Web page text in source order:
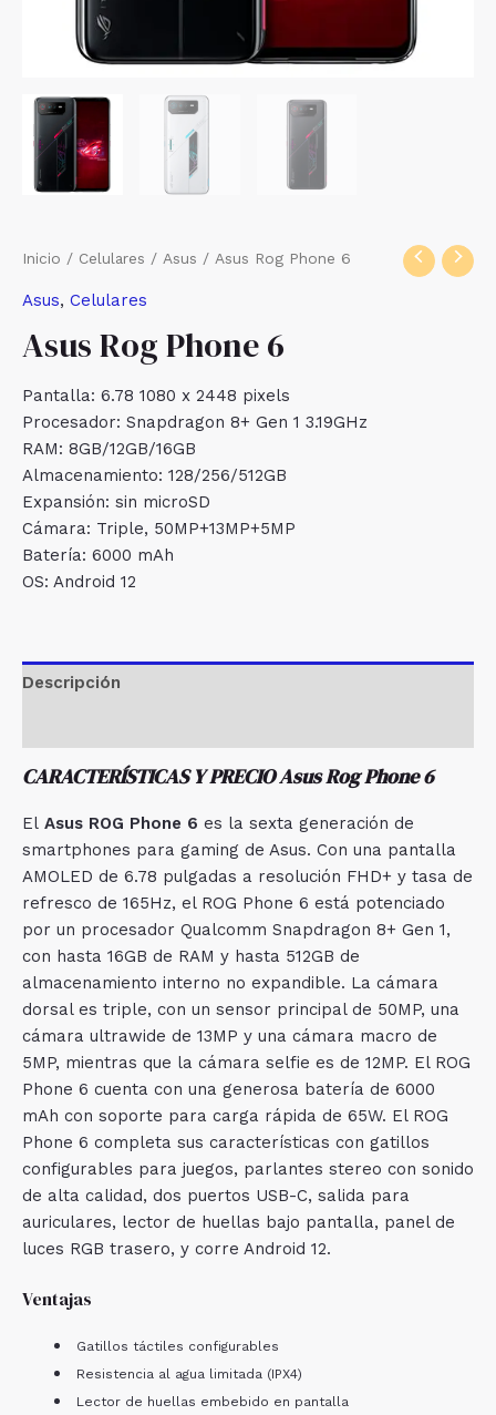
Inicio / Celulares / Asus / Asus Rog Phone 6
Asus, Celulares
Asus Rog Phone 6
Pantalla: 6.78 1080 x 2448 pixels
Procesador: Snapdragon 8+ Gen 1 3.19GHz
RAM: 8GB/12GB/16GB
Almacenamiento: 128/256/512GB
Expansión: sin microSD
Cámara: Triple, 50MP+13MP+5MP
Batería: 6000 mAh
OS: Android 12
Descripción
CARACTERÍSTICAS Y PRECIO Asus Rog Phone 6
El Asus ROG Phone 6 es la sexta generación de
smartphones para gaming de Asus. Con una pantalla
AMOLED de 6.78 pulgadas a resolución FHD+ y tasa de
refresco de 165Hz, el ROG Phone 6 está potenciado
por un procesador Qualcomm Snapdragon 8+ Gen 1,
con hasta 16GB de RAM y hasta 512GB de
almacenamiento interno no expandible. La cámara
dorsal es triple, con un sensor principal de 50MP, una
cámara ultrawide de 13MP y una cámara macro de
5MP, mientras que la cámara selfie es de 12MP. El ROG
Phone 6 cuenta con una generosa batería de 6000
mAh con soporte para carga rápida de 65W. El ROG
Phone 6 completa sus características con gatillos
configurables para juegos, parlantes stereo con sonido
de alta calidad, dos puertos USB-C, salida para
auriculares, lector de huellas bajo pantalla, panel de
luces RGB trasero, y corre Android 12.
Ventajas
Gatillos táctiles configurables
Resistencia al agua limitada (IPX4)
Lector de huellas embebido en pantalla